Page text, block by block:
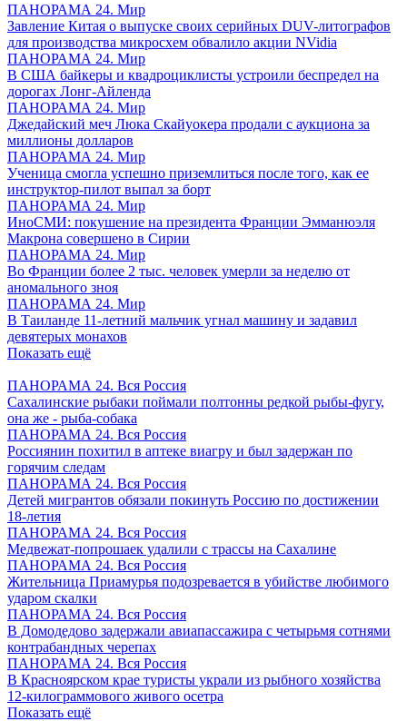
ПАНОРАМА 24. Мир
Завление Китая о выпуске своих серийных DUV-литографов
для производства микросхем обвалило акции NVidia
ПАНОРАМА 24. Мир
В США байкеры и квадроциклисты устроили беспредел на
дорогах Лонг-Айленда
ПАНОРАМА 24. Мир
Джедайский меч Люка Скайуокера продали с аукциона за
миллионы долларов
ПАНОРАМА 24. Мир
Ученица смогла успешно приземлиться после того, как ее
инструктор-пилот выпал за борт
ПАНОРАМА 24. Мир
ИноСМИ: покушение на президента Франции Эмманюэля
Макрона совершено в Сирии
ПАНОРАМА 24. Мир
Во Франции более 2 тыс. человек умерли за неделю от
аномального зноя
ПАНОРАМА 24. Мир
В Таиланде 11-летний мальчик угнал машину и задавил
девятерых монахов
Показать ещё
ПАНОРАМА 24. Вся Россия
Сахалинские рыбаки поймали полтонны редкой рыбы-фугу,
она же - рыба-собака
ПАНОРАМА 24. Вся Россия
Россиянин похитил в аптеке виагру и был задержан по
горячим следам
ПАНОРАМА 24. Вся Россия
Детей мигрантов обязали покинуть Россию по достижении
18-летия
ПАНОРАМА 24. Вся Россия
Медвежат-попрошаек удалили с трассы на Сахалине
ПАНОРАМА 24. Вся Россия
Жительница Приамурья подозревается в убийстве любимого
ударом скалки
ПАНОРАМА 24. Вся Россия
В Домодедово задержали авиапассажира с четырьмя сотнями
контрабандных черепах
ПАНОРАМА 24. Вся Россия
В Красноярском крае туристы украли из рыбного хозяйства
12-килограммового живого осетра
Показать ещё